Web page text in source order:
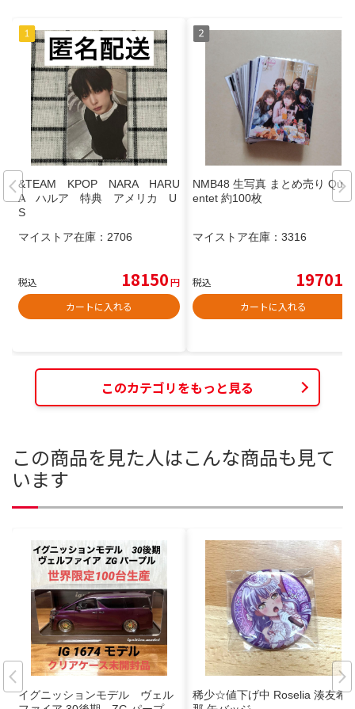
&TEAM KPOP NARA HARU
A ハルア 特典 アメリカ U
S
マイストア在庫： 2706
税込 18150円
カートに入れる
NMB48 生写真 まとめ売り Que
entet 約100枚
マイストア在庫： 3316
税込 19701
カートに入れる
このカテゴリをもっと見る
この商品を見た人はこんな商品も見て
います
イグニッションモデル ヴェル
稀少☆値下げ中 Roselia 湊友希